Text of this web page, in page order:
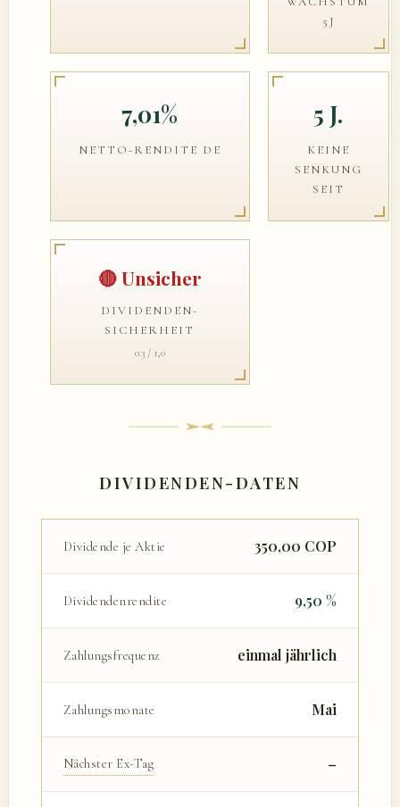
5J
7,01%
NETTO-RENDITE DE
5 J.
KEINE
SENKUNG
SEIT
🔴 Unsicher
DIVIDENDEN-
SICHERHEIT
0.3 / 1,0
DIVIDENDEN-DATEN
Dividende je Aktie 350,00 COP
Dividendenrendite 9,50 %
Zahlungsfrequenz einmal jährlich
Zahlungsmonate Mai
Nächster Ex-Tag –